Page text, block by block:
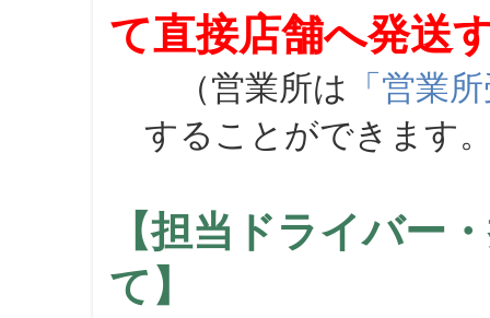
て直接店舗へ発送
（営業所は 「営業
することができます
【担当ドライバー
て】